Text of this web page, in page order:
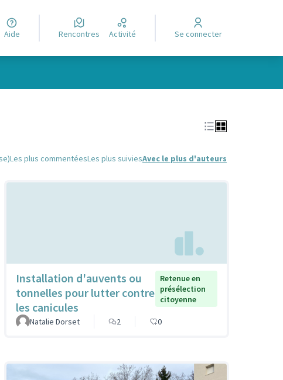
Aide Rencontres Activité Se connecter
Les plus commentéesLes plus suiviesAvec le plus d'auteurs
Installation d'auvents ou
tonnelles pour lutter contre
les canicules
Retenue en
présélection
citoyenne
Natalie Dorset 2 0